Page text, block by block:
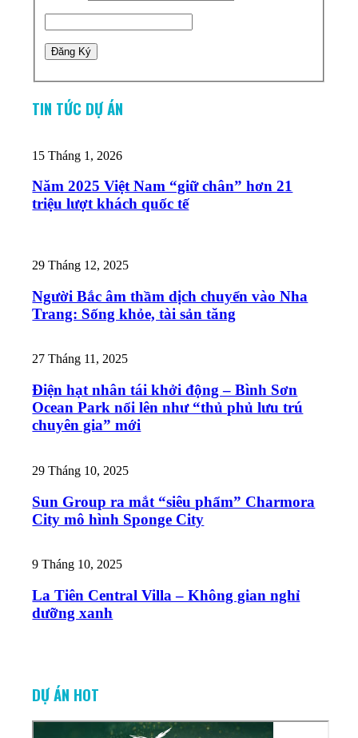
TIN TỨC DỰ ÁN
15 Tháng 1, 2026
Năm 2025 Việt Nam “giữ chân” hơn 21
triệu lượt khách quốc tế
29 Tháng 12, 2025
Người Bắc âm thầm dịch chuyển vào Nha
Trang: Sống khỏe, tài sản tăng
27 Tháng 11, 2025
Điện hạt nhân tái khởi động – Bình Sơn
Ocean Park nổi lên như “thủ phủ lưu trú
chuyên gia” mới
29 Tháng 10, 2025
Sun Group ra mắt “siêu phẩm” Charmora
City mô hình Sponge City
9 Tháng 10, 2025
La Tiên Central Villa – Không gian nghỉ
dưỡng xanh
DỰ ÁN HOT